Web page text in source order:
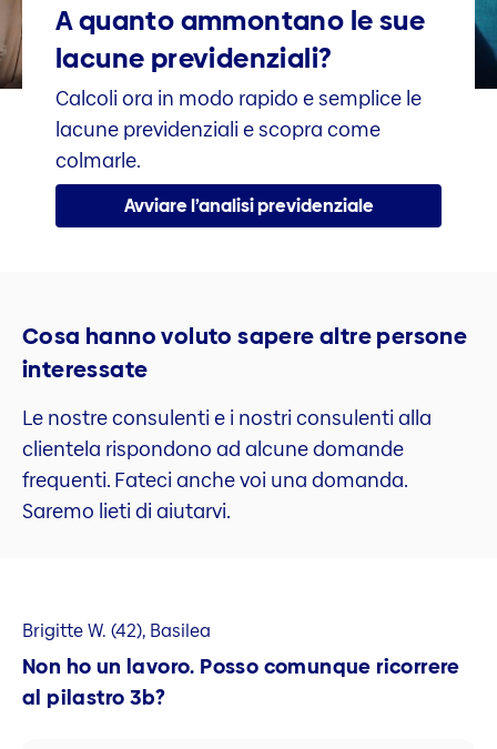
A quanto ammontano le sue
lacune previdenziali?
Calcoli ora in modo rapido e semplice le
lacune previdenziali e scopra come
colmarle.
Avviare l’analisi previdenziale
Cosa hanno voluto sapere altre persone
interessate
Le nostre consulenti e i nostri consulenti alla
clientela rispondono ad alcune domande
frequenti. Fateci anche voi una domanda.
Saremo lieti di aiutarvi.
Brigitte W. (42), Basilea
Non ho un lavoro. Posso comunque ricorrere
al pilastro 3b?